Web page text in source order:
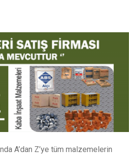
A’dan Z’ye tüm malzemelerin